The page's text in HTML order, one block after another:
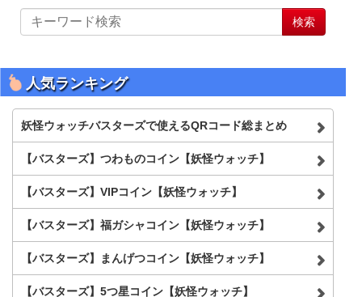
イ
を
検
索
検索
人気ランキング
妖怪ウォッチバスターズで使えるQRコード総まとめ
【バスターズ】つわものコイン【妖怪ウォッチ】
【バスターズ】VIPコイン【妖怪ウォッチ】
【バスターズ】福ガシャコイン【妖怪ウォッチ】
【バスターズ】まんげつコイン【妖怪ウォッチ】
【バスターズ】5つ星コイン【妖怪ウォッチ】